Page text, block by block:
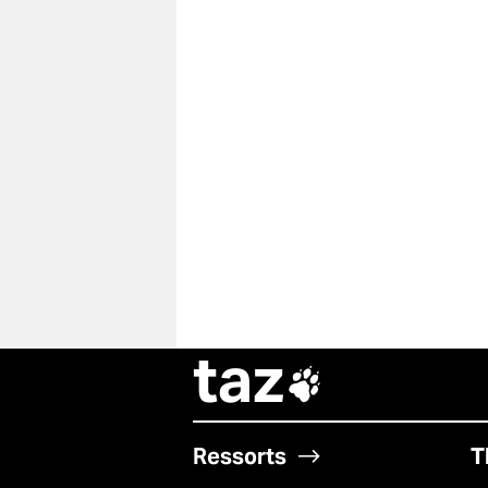
taz
Ressorts